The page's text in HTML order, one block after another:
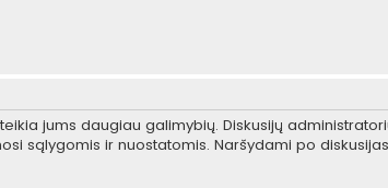
jums daugiau galimybių. Diskusijų
sąlygomis ir nuostatomis. Naršydami po